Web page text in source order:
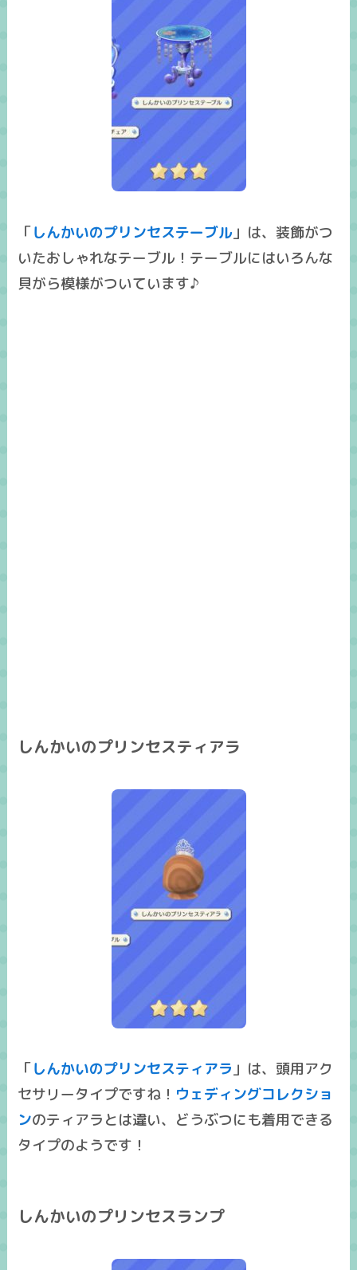
「しんかいのプリンセステーブル」は、装飾がつ
いたおしゃれなテーブル！テーブルにはいろんな
貝がら模様がついています♪
しんかいのプリンセスティアラ
「しんかいのプリンセスティアラ」は、頭用アク
セサリータイプですね！ ウェディングコレクショ
ンのティアラとは違い、 どうぶつにも着用できる
タイプのようです！
しんかいのプリンセスランプ